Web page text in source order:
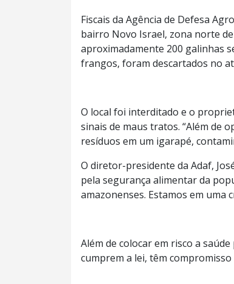
Fiscais da Agência de Defesa
bairro Novo Israel, zona norte
aproximadamente 200 galinhas
frangos, foram descartados no
O local foi interditado e o
sinais de maus tratos. “Além de
resíduos em um igarapé,
O diretor-presidente da Adaf,
pela segurança alimentar da
amazonenses. Estamos em uma
Além de colocar em risco a
cumprem a lei, têm